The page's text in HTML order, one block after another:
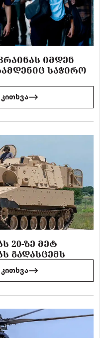
ᲘᲛᲓᲔᲜ
ᲡᲐᲭᲘᲠᲝ
20-ᲖᲔ ᲛᲔᲢ
ᲒᲐᲓᲐᲡᲪᲔᲛᲡ